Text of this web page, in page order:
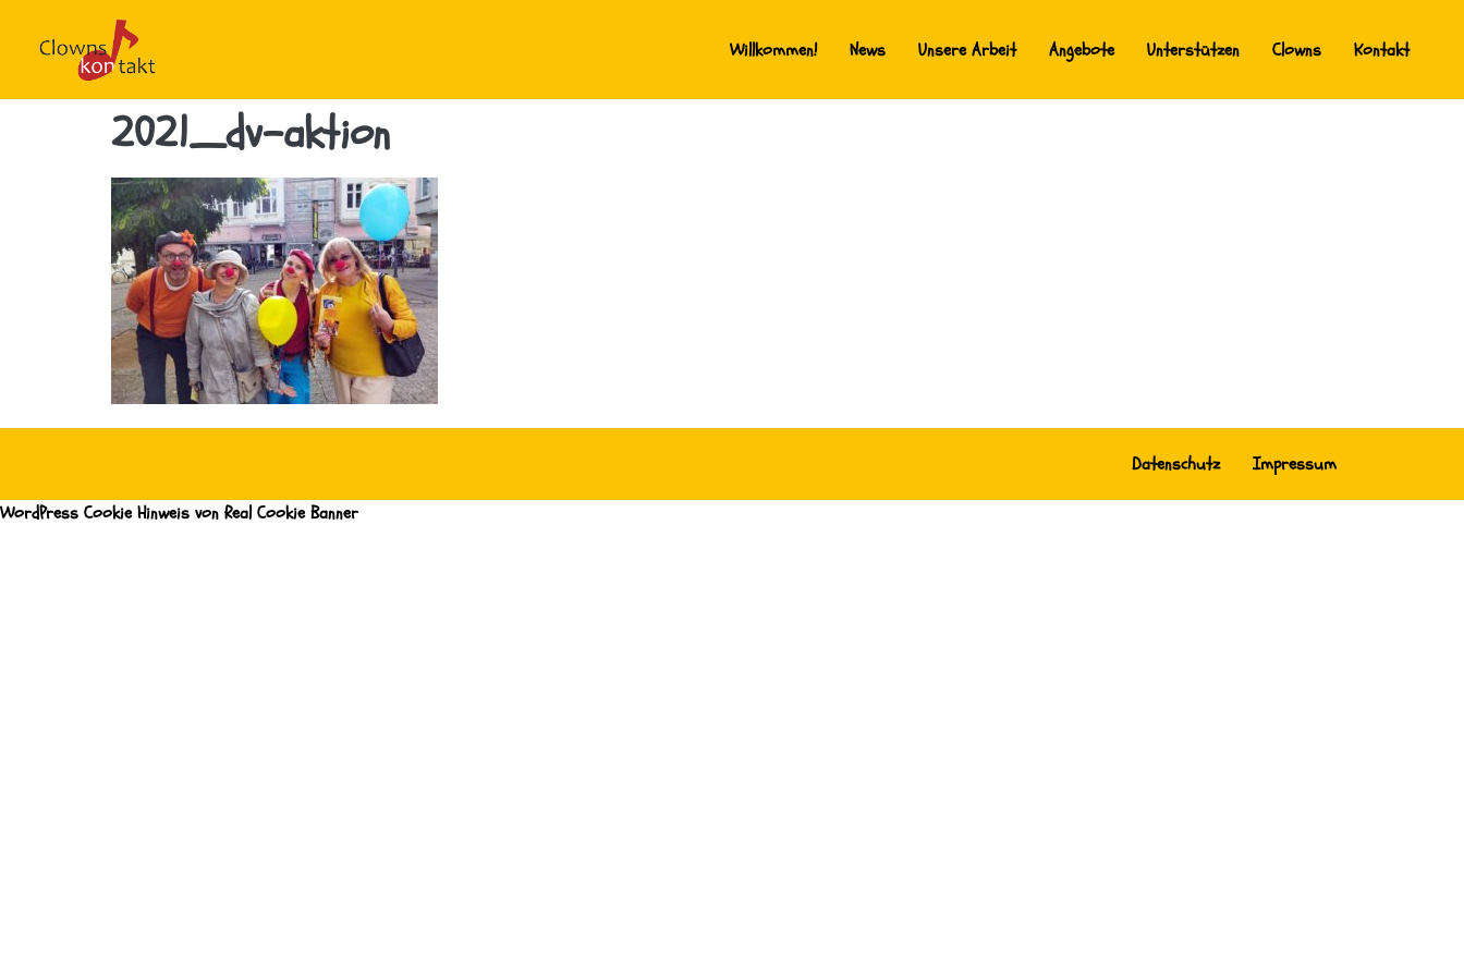
Willkommen! News Unsere Arbeit Angebote Unterstützen Clowns Kontakt
2021_dv-aktion
Datenschutz Impressum
WordPress Cookie Hinweis von Real Cookie Banner